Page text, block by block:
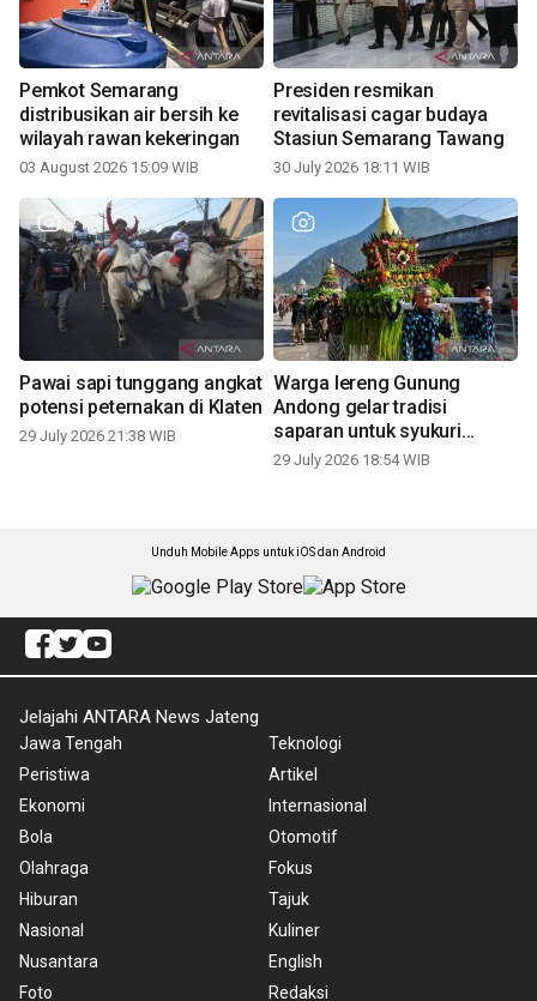
Pemkot Semarang
distribusikan air bersih ke
wilayah rawan kekeringan
03 August 2026 15:09 WIB
Presiden resmikan
revitalisasi cagar budaya
Stasiun Semarang Tawang
30 July 2026 18:11 WIB
Pawai sapi tunggang angkat
potensi peternakan di Klaten
29 July 2026 21:38 WIB
Warga lereng Gunung
Andong gelar tradisi
saparan untuk syukuri
panen
29 July 2026 18:54 WIB
Unduh Mobile Apps untuk iOS dan Android
Jelajahi ANTARA News Jateng
Jawa Tengah
Peristiwa
Ekonomi
Bola
Olahraga
Hiburan
Nasional
Nusantara
Foto
Teknologi
Artikel
Internasional
Otomotif
Fokus
Tajuk
Kuliner
English
Redaksi